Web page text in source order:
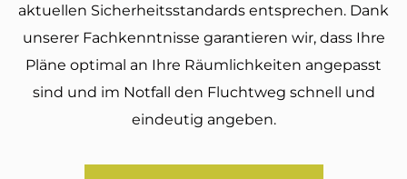
aktuellen Sicherheitsstandards entsprechen. Dank
unserer Fachkenntnisse garantieren wir, dass Ihre
Pläne optimal an Ihre Räumlichkeiten angepasst
sind und im Notfall den Fluchtweg schnell und
eindeutig angeben.